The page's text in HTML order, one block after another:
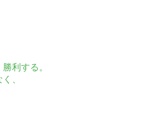
利する。
、